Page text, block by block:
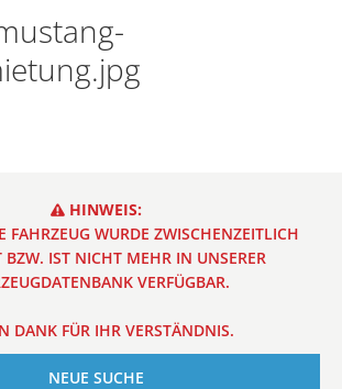
HINWEIS:
FAHRZEUG WURDE ZWISCHENZEITLICH
BZW. IST NICHT MEHR IN UNSERER
VERFÜGBAR.
DANK FÜR IHR VERSTÄNDNIS.
NEUE SUCHE